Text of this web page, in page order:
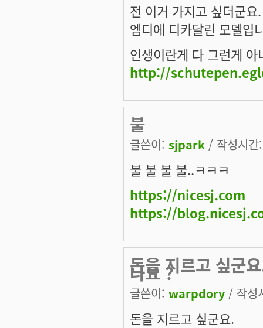
전 이거 가지고 싶더군요.
엠디에 디카달린 모델입
인생이란게 다 그런게
http://
불
글쓴이: sjpark / 작성시
불 불 불 불..ㅋㅋㅋ
https://nicesj.com
https://
돈을 지르고 싶군
나요 ?
글쓴이: warpdory / 작성
돈을 지르고 싶군요.